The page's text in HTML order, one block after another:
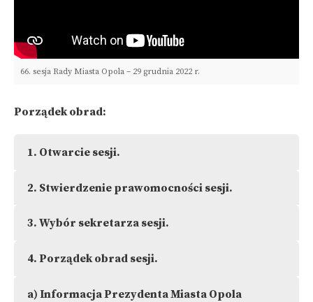
66. sesja Rady Miasta Opola – 29 grudnia 2022 r.
Porządek obrad:
1. Otwarcie sesji.
2. Stwierdzenie prawomocności sesji.
3. Wybór sekretarza sesji.
4. Porządek obrad sesji.
a) Informacja Prezydenta Miasta Opola